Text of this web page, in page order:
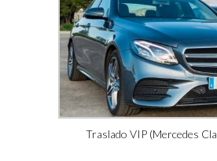
Traslado VIP (Mercedes